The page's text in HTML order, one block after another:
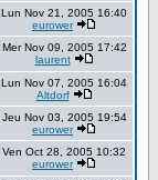
Lun Nov 21, 2005 16:40
eurower
Mer Nov 09, 2005 17:42
laurent
Lun Nov 07, 2005 16:04
Altdorf
Jeu Nov 03, 2005 19:54
eurower
Ven Oct 28, 2005 10:32
eurower